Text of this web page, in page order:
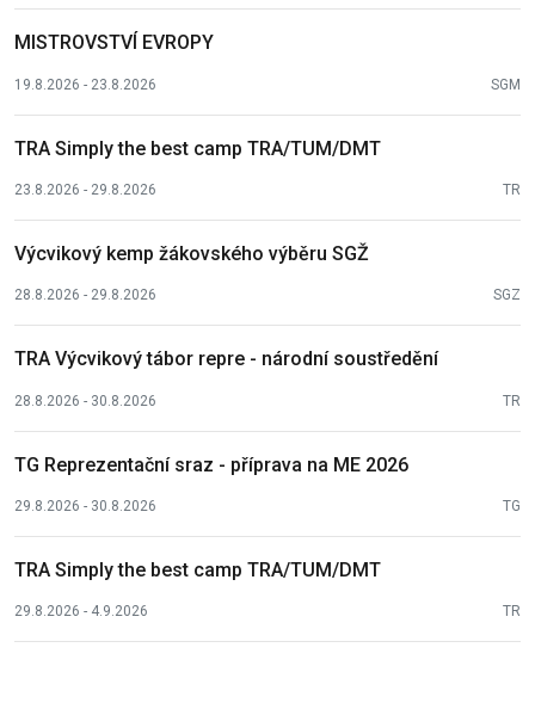
MISTROVSTVÍ EVROPY
19.8.2026 - 23.8.2026 SGM
TRA Simply the best camp TRA/TUM/DMT
23.8.2026 - 29.8.2026 TR
Výcvikový kemp žákovského výběru SGŽ
28.8.2026 - 29.8.2026 SGZ
TRA Výcvikový tábor repre - národní soustředění
28.8.2026 - 30.8.2026 TR
TG Reprezentační sraz - příprava na ME 2026
29.8.2026 - 30.8.2026 TG
TRA Simply the best camp TRA/TUM/DMT
29.8.2026 - 4.9.2026 TR